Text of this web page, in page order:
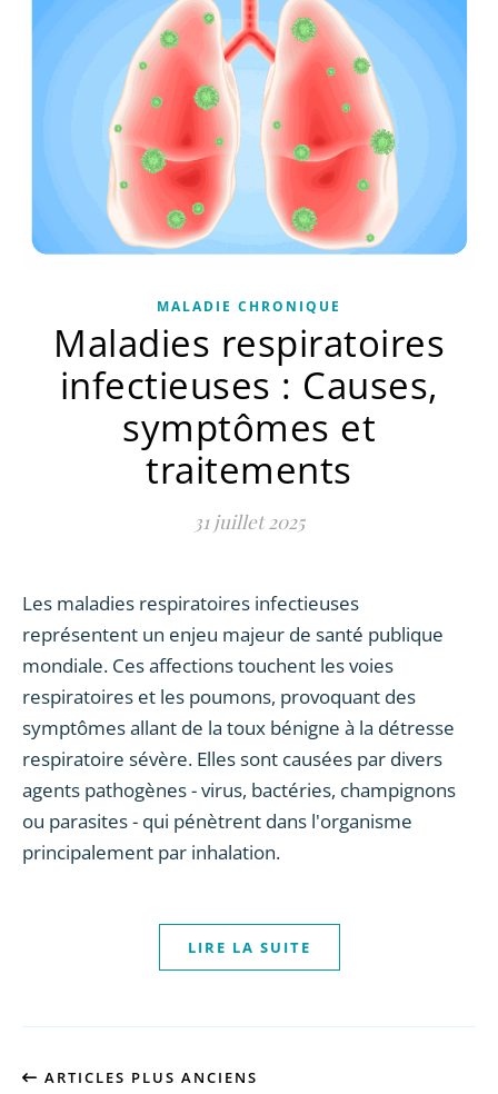
MALADIE CHRONIQUE
Maladies respiratoires
infectieuses : Causes,
symptômes et
traitements
31 juillet 2025
Les maladies respiratoires infectieuses
représentent un enjeu majeur de santé publique
mondiale. Ces affections touchent les voies
respiratoires et les poumons, provoquant des
symptômes allant de la toux bénigne à la détresse
respiratoire sévère. Elles sont causées par divers
agents pathogènes - virus, bactéries, champignons
ou parasites - qui pénètrent dans l'organisme
principalement par inhalation.
LIRE LA SUITE
ARTICLES PLUS ANCIENS